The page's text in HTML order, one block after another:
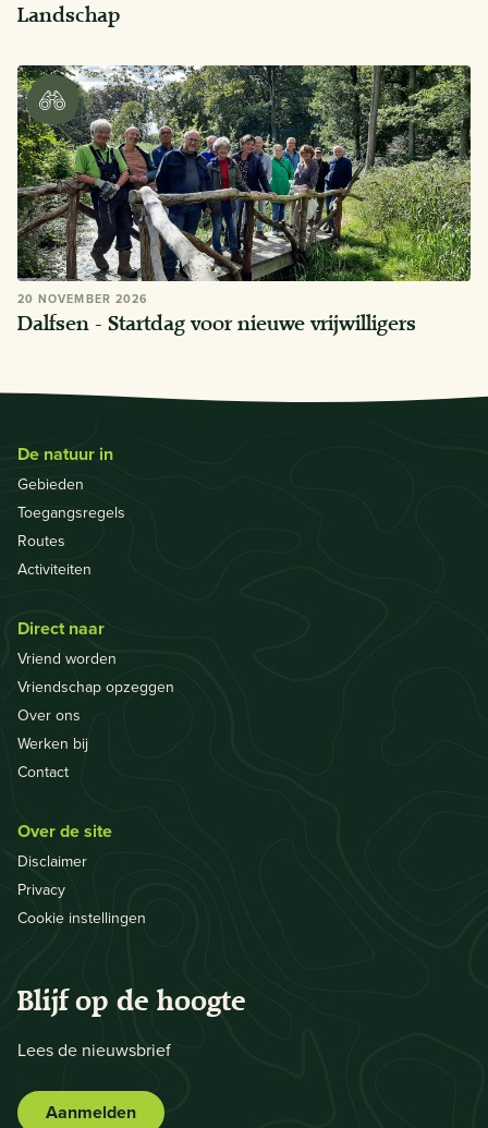
Landschap
20 NOVEMBER 2026
Dalfsen - Startdag voor nieuwe vrijwilligers
De natuur in
Gebieden
Toegangsregels
Routes
Activiteiten
Direct naar
Vriend worden
Vriendschap opzeggen
Over ons
Werken bij
Contact
Over de site
Disclaimer
Privacy
Cookie instellingen
Blijf op de hoogte
Lees de nieuwsbrief
Aanmelden